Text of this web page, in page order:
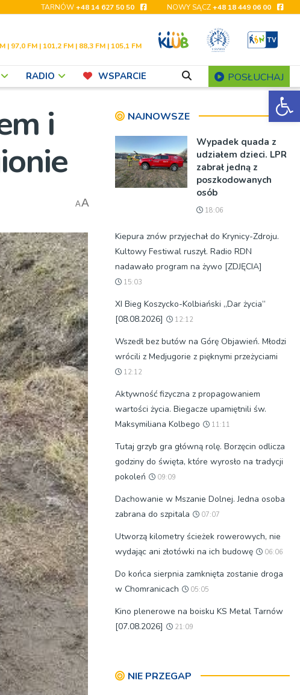
TARNÓW+48 14 627 50 50 NOWY SĄCZ+48 18 449 06 00
| 97,0 FM | 101,2 FM | 88,3 FM | 105,1 FM
RADIO WSPARCIE POSŁUCHAJ
i
AA
NAJNOWSZE
Wypadek quada z
udziałem dzieci. LPR
zabrał jedną z
poszkodowanych
osób
18:06
Kiepura znów przyjechał do Krynicy-Zdroju.
Kultowy Festiwal ruszył. Radio RDN
nadawało program na żywo [ZDJĘCIA]
15:03
XI Bieg Koszycko-Kolbiański „Dar życia”
[08.08.2026]
12:12
Wszedł bez butów na Górę Objawień. Młodzi
wrócili z Medjugorie z pięknymi przeżyciami
12:12
Aktywność fizyczna z propagowaniem
wartości życia. Biegacze upamiętnili św.
Maksymiliana Kolbego
11:11
Tutaj grzyb gra główną rolę. Borzęcin odlicza
godziny do święta, które wyrosło na tradycji
pokoleń
09:09
Dachowanie w Mszanie Dolnej. Jedna osoba
zabrana do szpitala
07:07
Utworzą kilometry ścieżek rowerowych, nie
wydając ani złotówki na ich budowę
06:06
Do końca sierpnia zamknięta zostanie droga
w Chomranicach
05:05
Kino plenerowe na boisku KS Metal Tarnów
[07.08.2026]
21:09
NIE PRZEGAP